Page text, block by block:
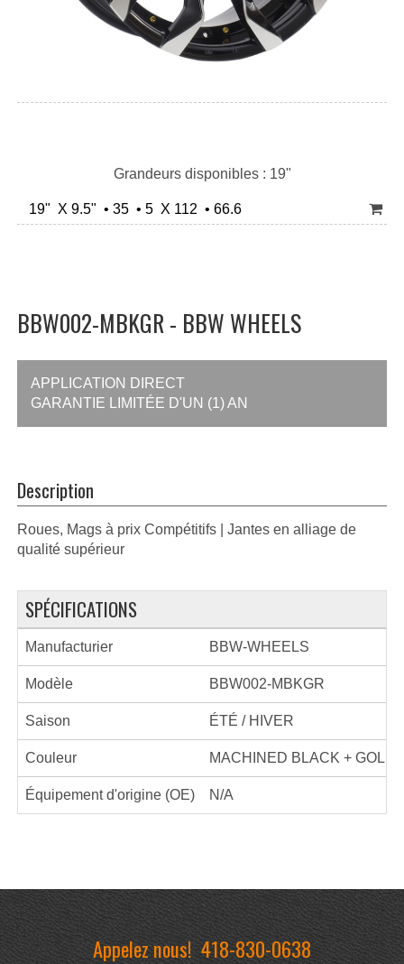
Grandeurs disponibles : 19"
19" X 9.5" • 35 • 5 X 112 • 66.6
BBW002-MBKGR - BBW WHEELS
APPLICATION DIRECT
GARANTIE LIMITÉE D'UN (1) AN
Description
Roues, Mags à prix Compétitifs | Jantes en alliage de
qualité supérieur
SPÉCIFICATIONS
Manufacturier BBW-WHEELS
Modèle BBW002-MBKGR
Saison ÉTÉ / HIVER
Couleur MACHINED BLACK + GOLD
Équipement d'origine (OE) N/A
Appelez nous!418-830-0638